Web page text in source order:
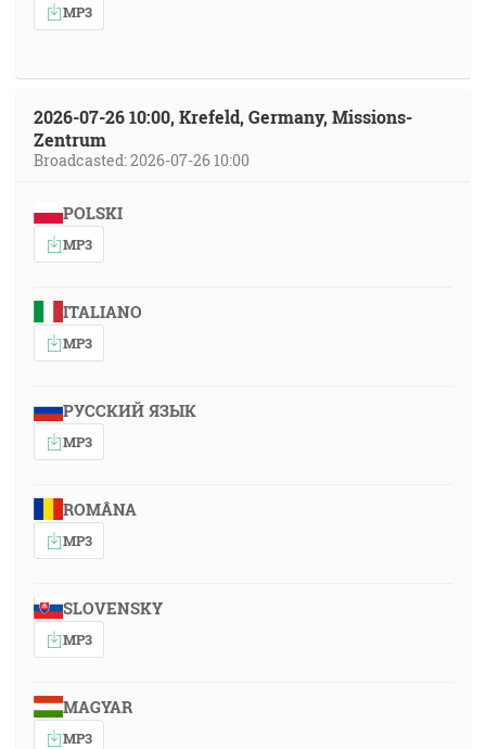
MP3
2026-07-26 10:00, Krefeld, Germany, Missions-
Zentrum
Broadcasted: 2026-07-26 10:00
POLSKI
MP3
ITALIANO
MP3
РУССКИЙ ЯЗЫК
MP3
ROMÂNA
MP3
SLOVENSKY
MP3
MAGYAR
MP3